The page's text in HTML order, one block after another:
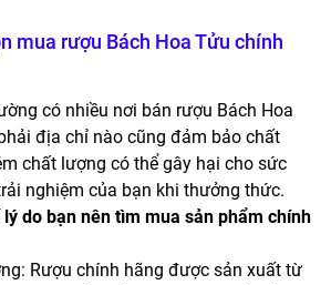
mua rượu Bách Hoa Tửu chính
có nhiều nơi bán rượu Bách Hoa
địa chỉ nào cũng đảm bảo chất
chất lượng có thể gây hại cho sức
nghiệm của bạn khi thưởng thức.
do bạn nên tìm mua sản phẩm chính
Rượu chính hãng được sản xuất từ